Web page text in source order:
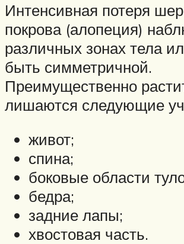
Интенсивная потеря
покрова (алопеция)
различных зонах тела
быть симметричной.
Преимущественно
лишаются следующие
живот;
спина;
боковые области
бедра;
задние лапы;
хвостовая часть.